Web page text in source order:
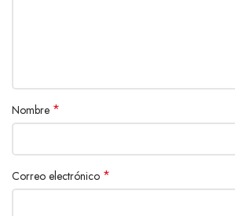
Nombre *
Correo electrónico *